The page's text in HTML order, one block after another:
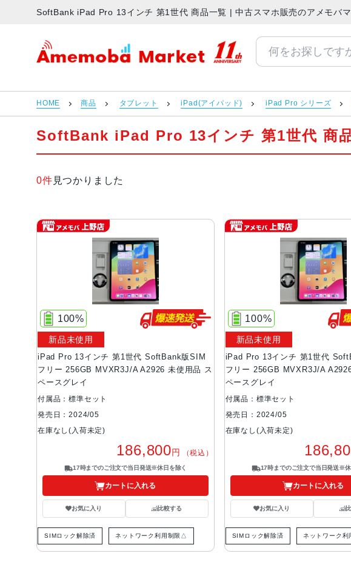
SoftBank iPad Pro 13インチ 第1世代 商品一覧 | 中古スマホ販売のアメモバマ
アメモバマーケット
HOME 商品 タブレット iPad(アイパッド) iPad Pro シリーズ
SoftBank iPad Pro 13インチ 第1世代 商
0件 見つかりました
iPad Pro 13インチ 第1世代 SoftBank版SIM
フリー 256GB MVXR3J/A A2926 未使用品 ス
ペースグレイ
100%
新品未使用
付属品：標準セット
発売日：2024/05
在庫なし(入荷未定)
186,800円 （税込）
17時までのご注文で当日発送※休日を除く
カートに入れる
お気に入り 比較する
SIMロック解除済 ネットワーク利用制限△
iPad Pro 13インチ 第1世代
フリー 256GB MVXR3J/A
ペースグレイ
100%
新品未使用
付属品：標準セット
発売日：2024/05
在庫なし(入荷未定)
17時までのご注文で当日発送※休
カートに入れる
お気に入り
SIMロック解除済 ネットワーク